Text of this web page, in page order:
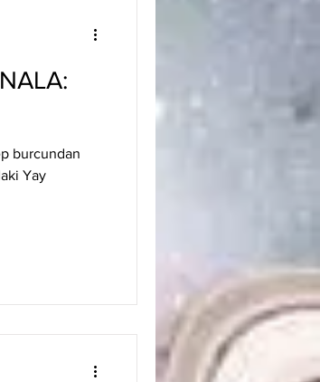
burcundan
Yay